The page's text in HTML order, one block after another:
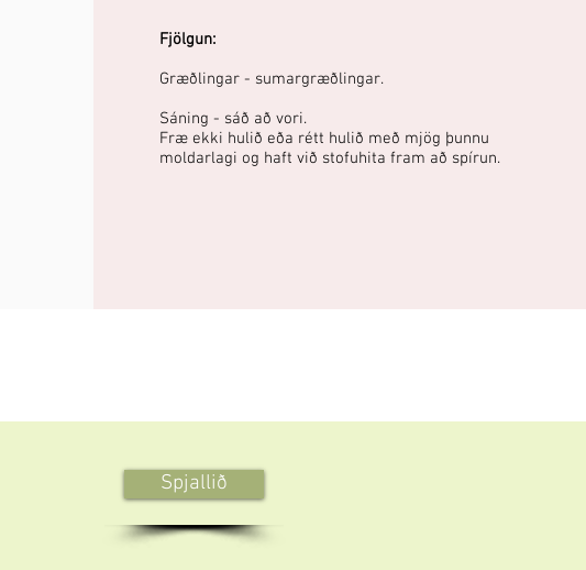
Fjölgun:
Græðlingar - sumargræðlingar.
Sáning - sáð að vori.
Fræ ekki hulið eða rétt hulið með mjög þunnu
moldarlagi og haft við stofuhita fram að spírun.
Spjallið